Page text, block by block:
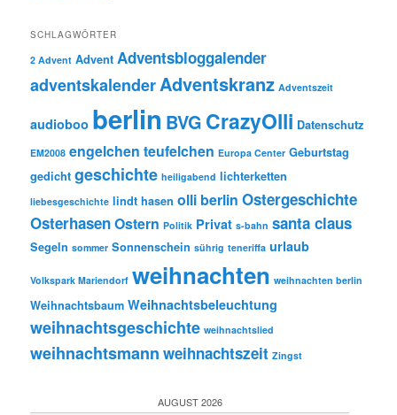
SCHLAGWÖRTER
2 Advent Advent Adventsbloggalender
adventskalenderAdventskranz Adventszeit
audioboo berlin BVG CrazyOlli Datenschutz
EM2008 engelchen teufelchen Europa Center Geburtstag
gedicht geschichte heiligabend lichterketten
liebesgeschichte lindt hasen olli berlin Ostergeschichte
OsterhasenOstern Politik Privat s-bahn santa claus
Segeln sommer Sonnenschein sührig teneriffa urlaub
Volkspark Mariendorf weihnachten weihnachten berlin
Weihnachtsbaum Weihnachtsbeleuchtung
weihnachtsgeschichte weihnachtslied
weihnachtsmann weihnachtszeit Zingst
AUGUST 2026